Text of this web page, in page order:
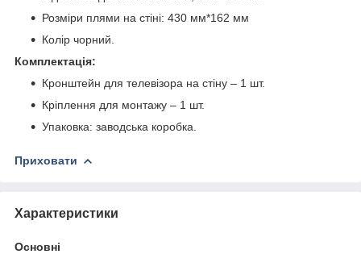
Розміри плями на стіні: 430 мм*162 мм
Колір чорний.
Комплектація:
Кронштейн для телевізора на стіну – 1 шт.
Кріплення для монтажу – 1 шт.
Упаковка: заводська коробка.
Приховати
Характеристики
Основні